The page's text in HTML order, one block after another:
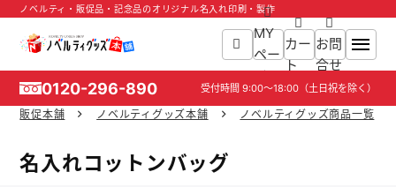
ノベルティ・販促品・記念品のオリジナル名入れ印刷・製作
MY
ペー
ジ
カー
ト
お問
合せ
0120-296-890 受付時間 9:00～18:00（土日祝を除く）
商品一覧
販促本舗 ノベルティグッズ本舗 ノベルティグッズ商品一覧
名入れコットンバッグ